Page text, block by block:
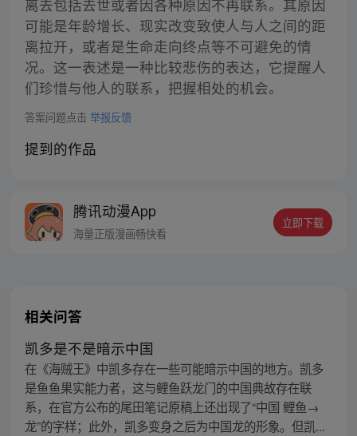
离去包括去世或者因各种原因不再联系。其原因
可能是年龄增长、现实改变致使人与人之间的距
离拉开，或者是生命走向终点等不可避免的情
况。这一表述是一种比较悲伤的表达，它提醒人
们珍惜与他人的联系，把握相处的机会。
答案问题点击 举报反馈
提到的作品
腾讯动漫App
海量正版漫画畅快看
立即下载
相关问答
凯多是不是暗示中国
在《海贼王》中凯多存在一些可能暗示中国的地方。凯多
是鱼鱼果实能力者，这与鲤鱼跃龙门的中国典故存在联
系，在官方公布的尾田笔记原稿上还出现了“中国 鲤鱼→
龙”的字样；此外，凯多变身之后为中国龙的形象。但凯...